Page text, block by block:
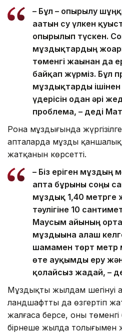
– Бұл – опырылу
ағатын су үлкен
опырылып түскен.
мұздықтардың
төменгі жағынан да
байқап жүрміз. Бұл
мұздықтарды
үдерісін одан әрі
проблема, – деді
Рона мұздығында
апталарда мұздың
жатқанын көрсетті.
– Біз еріген мұздың
апта бұрынғы соңғы
мұздық 1,40 метрге
тәулігіне 10
Маусым айының
мұздығына алғаш
шамамен төрт метр
өте ауқымды еру
қолайсыз жағдай, –
Мұздықтың жылдам шегінуі
ландшафтты да өзгертіп
жалғаса берсе, оның төменгі
бірнеше жылда толығымен